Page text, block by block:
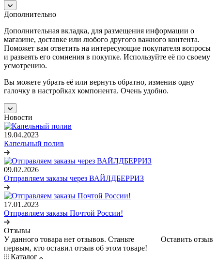
Дополнительно
Дополнительная вкладка, для размещения информации о
магазине, доставке или любого другого важного контента.
Поможет вам ответить на интересующие покупателя вопросы
и развеять его сомнения в покупке. Используйте её по своему
усмотрению.
Вы можете убрать её или вернуть обратно, изменив одну
галочку в настройках компонента. Очень удобно.
Новости
19.04.2023
Капельный полив
09.02.2026
Отправляем заказы через ВАЙЛДБЕРРИЗ
17.01.2023
Отправляем заказы Почтой России!
Отзывы
Оставить отзыв
У данного товара нет отзывов. Станьте
первым, кто оставил отзыв об этом товаре!
Каталог